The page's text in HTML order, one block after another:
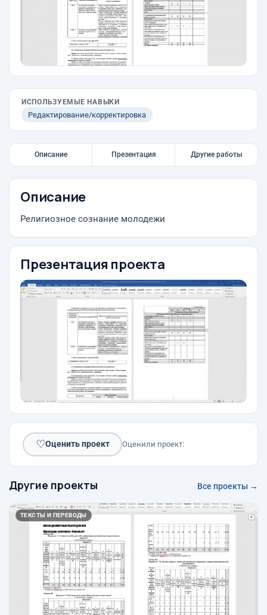
ИСПОЛЬЗУЕМЫЕ НАВЫКИ
Редактирование/корректировка
Описание Презентация Другие работы
Описание
Религиозное сознание молодежи
Презентация проекта
♡Оценить проект Оценили проект:
Другие проекты Все проекты →
ТЕКСТЫ И ПЕРЕВОДЫ